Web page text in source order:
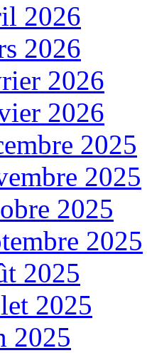
2026
2026
2026
2026
2025
2025
2025
2025
2025
2025
2025